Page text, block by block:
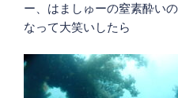
ー、はましゅーの窒素酔い
なって大笑いしたら